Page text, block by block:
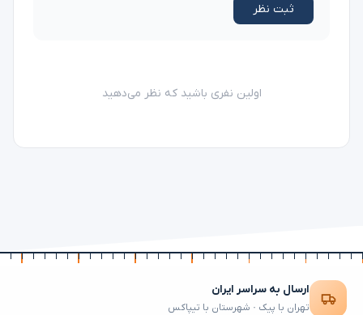
ثبت نظر
اولین نفری باشید که نظر می‌دهید
ارسال به سراسر ایران
تهران با پیک · شهرستان با تیپاکس